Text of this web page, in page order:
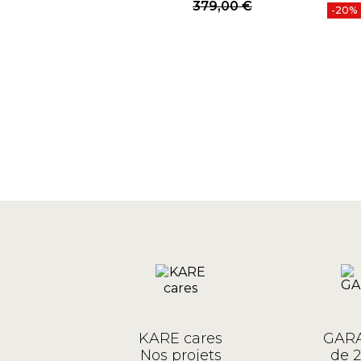
Prix
Prix de base
379,00 € -20%
KARE cares
Nos projets
de